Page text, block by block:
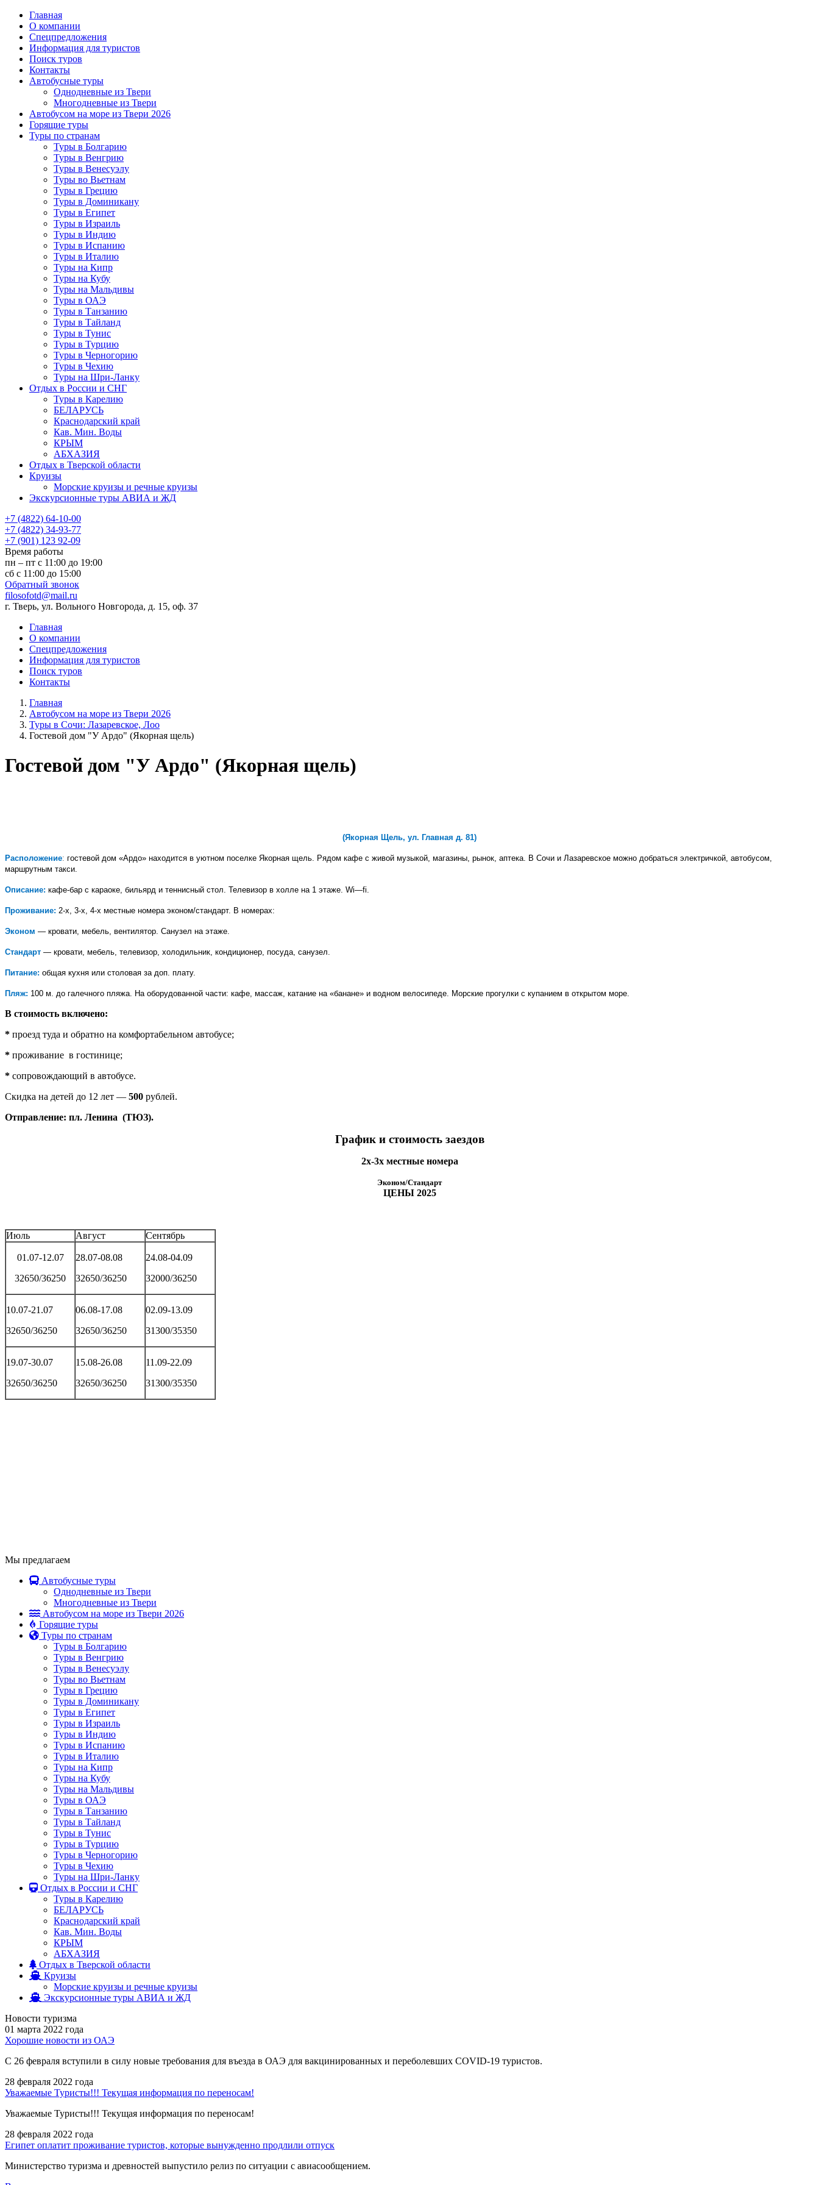
Главная
О компании
Спецпредложения
Информация для туристов
Поиск туров
Контакты
Автобусные туры
Однодневные из Твери
Многодневные из Твери
Автобусом на море из Твери 2026
Горящие туры
Туры по странам
Туры в Болгарию
Туры в Венгрию
Туры в Венесуэлу
Туры во Вьетнам
Туры в Грецию
Туры в Доминикану
Туры в Египет
Туры в Израиль
Туры в Индию
Туры в Испанию
Туры в Италию
Туры на Кипр
Туры на Кубу
Туры на Мальдивы
Туры в ОАЭ
Туры в Танзанию
Туры в Тайланд
Туры в Тунис
Туры в Турцию
Туры в Черногорию
Туры в Чехию
Туры на Шри-Ланку
Отдых в России и СНГ
Туры в Карелию
БЕЛАРУСЬ
Краснодарский край
Кав. Мин. Воды
КРЫМ
АБХАЗИЯ
Отдых в Тверской области
Круизы
Морские круизы и речные круизы
Экскурсионные туры АВИА и ЖД
‪+7 (4822) 64-10-00
+7 (4822) 34-93-77
+7 (901) 123 92-09
Время работы
пн – пт с 11:00 до 19:00
сб с 11:00 до 15:00
Обратный звонок
filosofotd@mail.ru
г. Тверь, ул. Вольного Новгорода, д. 15, оф. 37
Главная
О компании
Спецпредложения
Информация для туристов
Поиск туров
Контакты
Главная
Автобусом на море из Твери 2026
Туры в Сочи: Лазаревское, Лоо
Гостевой дом "У Ардо" (Якорная щель)
Гостевой дом "У Ардо" (Якорная щель)
(Якорная Щель, ул. Главная д. 81)
Расположение: гостевой дом «Ардо» находится в уютном поселке Якорная щель. Рядом кафе с живой музыкой, магазины, рынок, аптека. В Сочи и Лазаревское можно добраться электричкой, автобусом,
маршрутным такси.
Описание: кафе-бар с караоке, бильярд и теннисный стол. Телевизор в холле на 1 этаже. Wi—fi
Проживание: 2-х, 3-х, 4-х местные номера эконом/стандарт. В номерах:
Эконом — кровати, мебель, вентилятор. Санузел на этаже.
Стандарт — кровати, мебель, телевизор, холодильник, кондиционер, посуда, санузел.
Питание: общая кухня или столовая за доп. плату.
Пляж: 100 м. до галечного пляжа. На оборудованной части: кафе, массаж, катание на «банане» и водном велосипеде. Морские прогулки с купанием в открытом море.
В стоимость включено:
* проезд туда и обратно на комфортабельном автобусе;
* проживание в гостинице;
* сопровождающий в автобусе.
Скидка на детей до 12 лет — 500 рублей.
Отправление: пл. Ленина (ТЮЗ).
График и стоимость заездов
2х-3х местные номера
Эконом/Стандарт
ЦЕНЫ 2025
Июль Август Сентябрь
01.07-12.07
32650/36250
28.07-08.08
32650/36250
24.08-04.09
32000/36250
10.07-21.07
32650/36250
06.08-17.08
32650/36250
02.09-13.09
31300/35350
19.07-30.07
32650/36250
15.08-26.08
32650/36250
11.09-22.09
31300/35350
Мы предлагаем
Автобусные туры
Однодневные из Твери
Многодневные из Твери
Автобусом на море из Твери 2026
Горящие туры
Туры по странам
Туры в Болгарию
Туры в Венгрию
Туры в Венесуэлу
Туры во Вьетнам
Туры в Грецию
Туры в Доминикану
Туры в Египет
Туры в Израиль
Туры в Индию
Туры в Испанию
Туры в Италию
Туры на Кипр
Туры на Кубу
Туры на Мальдивы
Туры в ОАЭ
Туры в Танзанию
Туры в Тайланд
Туры в Тунис
Туры в Турцию
Туры в Черногорию
Туры в Чехию
Туры на Шри-Ланку
Отдых в России и СНГ
Туры в Карелию
БЕЛАРУСЬ
Краснодарский край
Кав. Мин. Воды
КРЫМ
АБХАЗИЯ
Отдых в Тверской области
Круизы
Морские круизы и речные круизы
Экскурсионные туры АВИА и ЖД
Новости туризма
01 марта 2022 года
Хорошие новости из ОАЭ
С 26 февраля вступили в силу новые требования для въезда в ОАЭ для вакцинированных и переболевших COVID-19 туристов.
28 февраля 2022 года
Уважаемые Туристы!!! Текущая информация по переносам!
Уважаемые Туристы!!! Текущая информация по переносам!
28 февраля 2022 года
Египет оплатит проживание туристов, которые вынужденно продлили отпуск
Министерство туризма и древностей выпустило релиз по ситуации с авиасообщением.